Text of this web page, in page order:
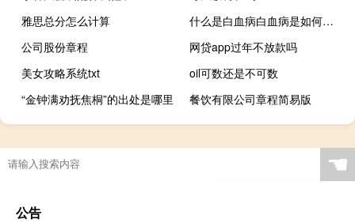
雅思总分怎么计算
什么是白血病白血病是如何引起的（什么是白血病）
公司股份章程
网贷app过年不放款吗
美女攻略系统txt
oil可数还是不可数
“金钟满劝抚焦桐”的出处是哪里
餐饮有限公司章程简易版
☚
公告